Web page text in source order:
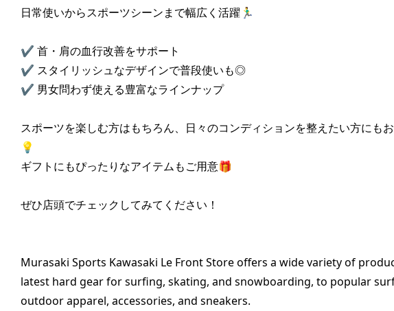
日常使いからスポーツシーンまで幅広く活躍🏃‍♂️
✔ 首・肩の血行改善をサポート
✔ スタイリッシュなデザインで普段使いも◎
✔ 男女問わず使える豊富なラインナップ
スポーツを楽しむ方はもちろん、日々のコンディションを整えたい方にも
💡
ギフトにもぴったりなアイテムもご用意🎁
ぜひ店頭でチェックしてみてください！
Murasaki Sports Kawasaki Le Front Store offers a wide variety of
latest hard gear for surfing, skating, and snowboarding, to popular
outdoor apparel, accessories, and sneakers.